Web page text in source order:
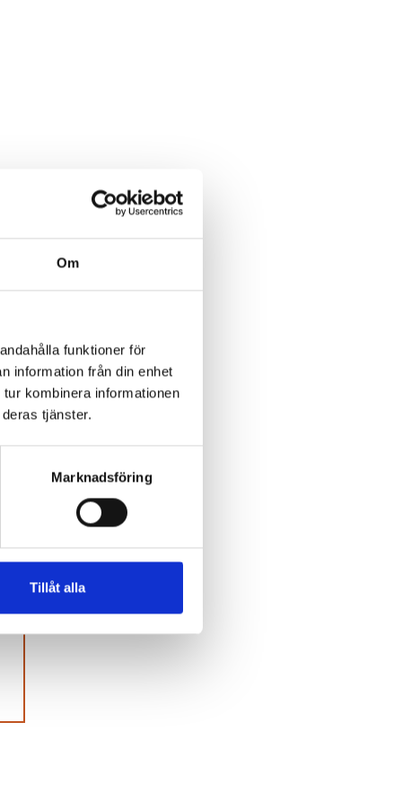
Om
funktioner för
information från din enhet
kombinera informationen
tjänster.
Marknadsföring
Tillåt alla